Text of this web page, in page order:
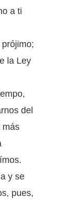
a ti
la Ley
del
más
y se
pues,